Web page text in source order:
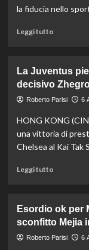
Europei
arriva
nel
sincro
Pizzini
la fiducia nello
Leggi tuttoLeggi
Fifa,
Priante
(Siga)
credibilità
del
sistema
La Juventus
decisivo
Roberto Parisi 6
HONG KONG
una vittoria di
Chelsea al Kai Tak
Leggi tuttoLeggi
La
Juventus
piega
Esordio ok per
sconfitto Mejia
Roberto Parisi 6